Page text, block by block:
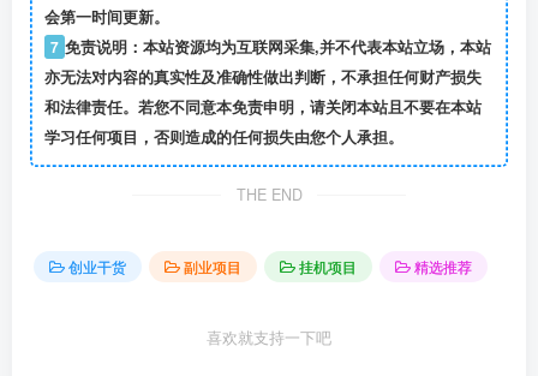
会第一时间更新。
7 免责说明：本站资源均为互联网采集,并不代表本站立场，本站
亦无法对内容的真实性及准确性做出判断，不承担任何财产损失
和法律责任。若您不同意本免责申明，请关闭本站且不要在本站
学习任何项目，否则造成的任何损失由您个人承担。
THE END
创业干货 副业项目 挂机项目 精选推荐
喜欢就支持一下吧